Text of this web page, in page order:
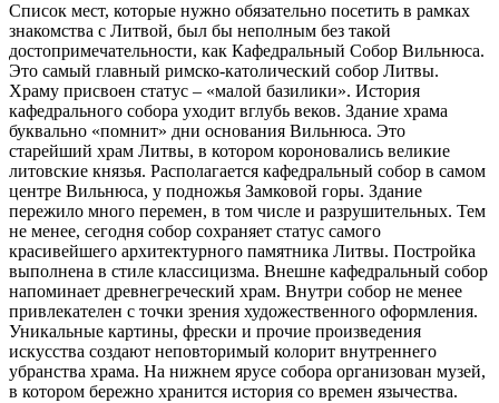
Список мест, которые нужно обязательно посетить в рамках
знакомства с Литвой, был бы неполным без такой
достопримечательности, как Кафедральный Собор Вильнюса.
Это самый главный римско-католический собор Литвы.
Храму присвоен статус – «малой базилики». История
кафедрального собора уходит вглубь веков. Здание храма
буквально «помнит» дни основания Вильнюса. Это
старейший храм Литвы, в котором короновались великие
литовские князья. Располагается кафедральный собор в самом
центре Вильнюса, у подножья Замковой горы. Здание
пережило много перемен, в том числе и разрушительных. Тем
не менее, сегодня собор сохраняет статус самого
красивейшего архитектурного памятника Литвы. Постройка
выполнена в стиле классицизма. Внешне кафедральный собор
напоминает древнегреческий храм. Внутри собор не менее
привлекателен с точки зрения художественного оформления.
Уникальные картины, фрески и прочие произведения
искусства создают неповторимый колорит внутреннего
убранства храма. На нижнем ярусе собора организован музей,
в котором бережно хранится история со времен язычества.